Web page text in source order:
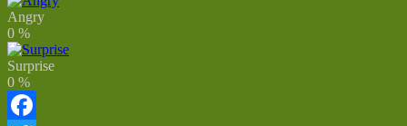
Angry
0 %
Surprise
0 %